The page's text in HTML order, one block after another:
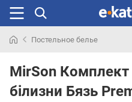
раньше
Постельное белье
MirSon Комплект
білизни Бязь